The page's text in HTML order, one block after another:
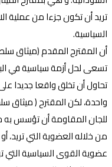
تريد أن تكون جزءا من عملية
السياسية.
أن المقترح المقدم (ميثاق
تسعى لحل أزمة سياسية في
تحاول أن تخلق واقعا جديدا
واحدة، لكن المقترح (
للجان المقاومة أن تؤسس
من خلاله العضوية التي
عضوية القوى السياسية التي